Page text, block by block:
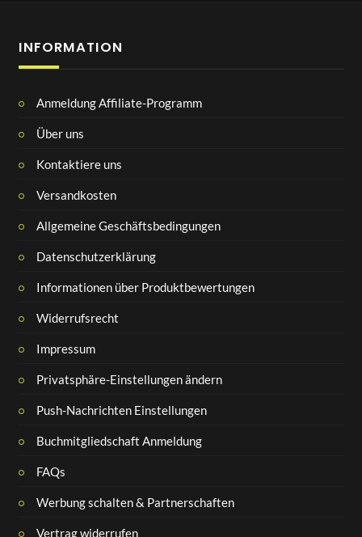
INFORMATION
Anmeldung Affiliate-Programm
Über uns
Kontaktiere uns
Versandkosten
Allgemeine Geschäftsbedingungen
Datenschutzerklärung
Informationen über Produktbewertungen
Widerrufsrecht
Impressum
Privatsphäre-Einstellungen ändern
Push-Nachrichten Einstellungen
Buchmitgliedschaft Anmeldung
FAQs
Werbung schalten & Partnerschaften
Vertrag widerrufen